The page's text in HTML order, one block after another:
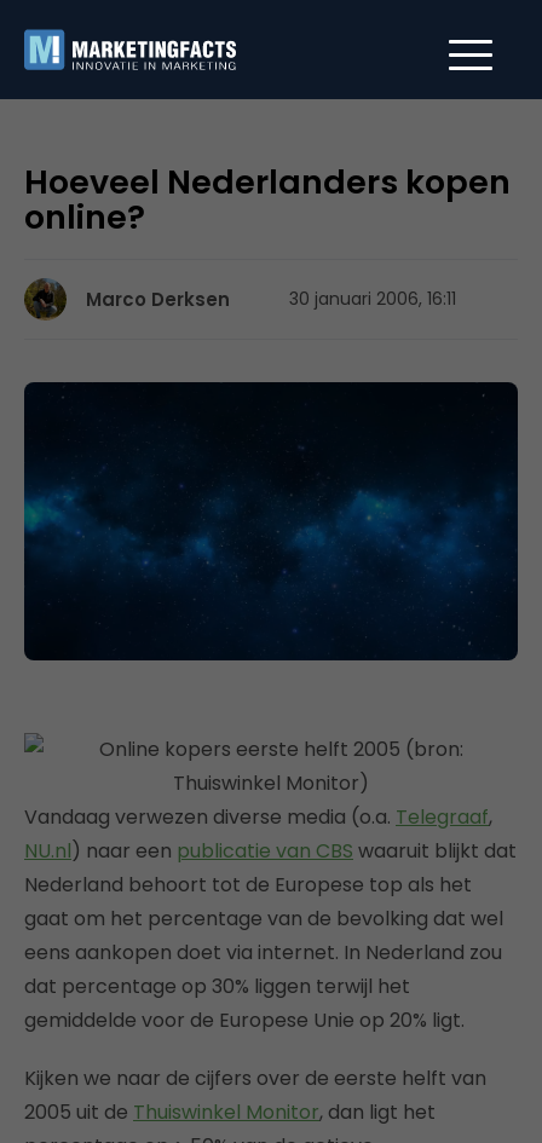
Hoeveel Nederlanders kopen
online?
Marco Derksen 30 januari 2006, 16:11
Vandaag verwezen diverse media (o.a. Telegraaf,
NU.nl) naar een publicatie van CBS waaruit blijkt dat
Nederland behoort tot de Europese top als het
gaat om het percentage van de bevolking dat wel
eens aankopen doet via internet. In Nederland zou
dat percentage op 30% liggen terwijl het
gemiddelde voor de Europese Unie op 20% ligt.
Kijken we naar de cijfers over de eerste helft van
2005 uit de Thuiswinkel Monitor, dan ligt het